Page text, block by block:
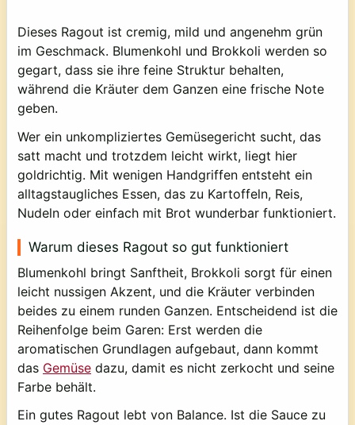
Dieses Ragout ist cremig, mild und angenehm grün
im Geschmack. Blumenkohl und Brokkoli werden so
gegart, dass sie ihre feine Struktur behalten,
während die Kräuter dem Ganzen eine frische Note
geben.
Wer ein unkompliziertes Gemüsegericht sucht, das
satt macht und trotzdem leicht wirkt, liegt hier
goldrichtig. Mit wenigen Handgriffen entsteht ein
alltagstaugliches Essen, das zu Kartoffeln, Reis,
Nudeln oder einfach mit Brot wunderbar funktioniert.
Warum dieses Ragout so gut funktioniert
Blumenkohl bringt Sanftheit, Brokkoli sorgt für einen
leicht nussigen Akzent, und die Kräuter verbinden
beides zu einem runden Ganzen. Entscheidend ist die
Reihenfolge beim Garen: Erst werden die
aromatischen Grundlagen aufgebaut, dann kommt
das Gemüse dazu, damit es nicht zerkocht und seine
Farbe behält.
Ein gutes Ragout lebt von Balance. Ist die Sauce zu